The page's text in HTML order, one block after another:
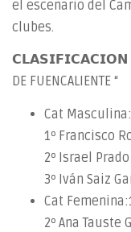
el escenario del
clubes.
𝗖𝗟𝗔𝗦𝗜𝗙𝗜𝗖𝗔𝗖𝗜𝗢𝗡
DE FUENCALIENTE “
Cat Masculina:
1º Francisco
2º Israel
3º Iván Saiz
Cat
2º Ana Tauste